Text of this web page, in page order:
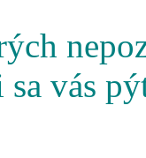
sa vás